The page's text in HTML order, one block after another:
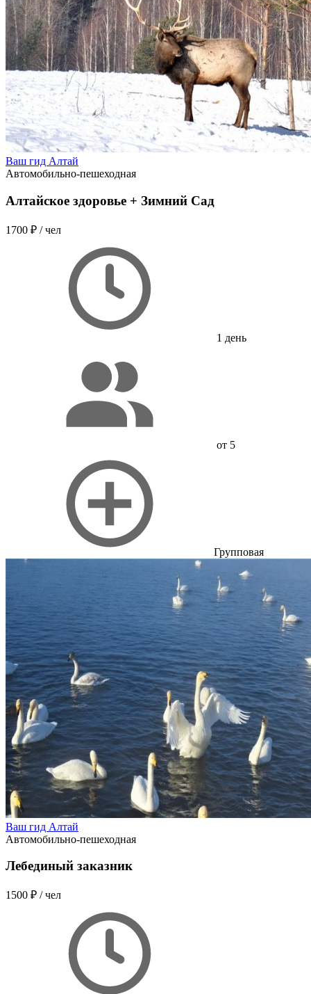
Ваш гид Алтай
Автомобильно-пешеходная
Алтайское здоровье + Зимний Сад
1700 ₽ / чел
1 день
от 5
Групповая
Ваш гид Алтай
Автомобильно-пешеходная
Лебединый заказник
1500 ₽ / чел